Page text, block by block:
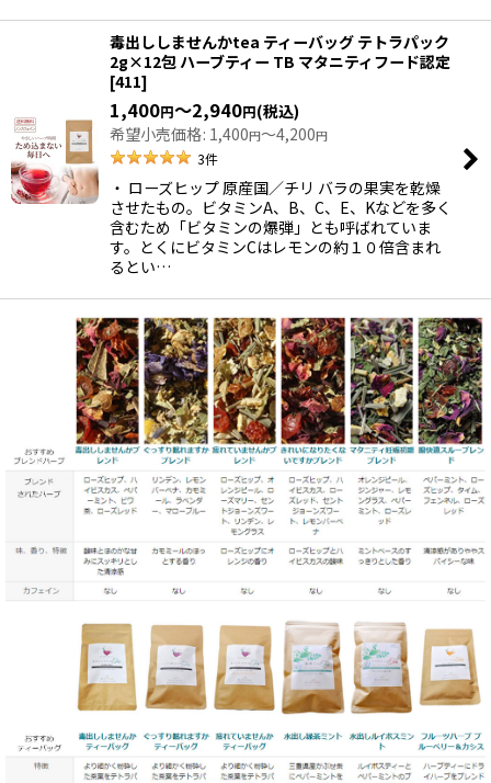
毒出ししませんかtea ティーバッグ テトラパック
2g×12包 ハーブティー TB マタニティフード認定
[411]
1,400円～2,940円(税込)
希望小売価格: 1,400円～4,200円
3件
・ ローズヒップ 原産国／チリ バラの果実を乾燥
させたもの。ビタミンA、B、C、E、Kなどを多く
含むため「ビタミンの爆弾」とも呼ばれていま
す。とくにビタミンCはレモンの約１０倍含まれ
るとい…